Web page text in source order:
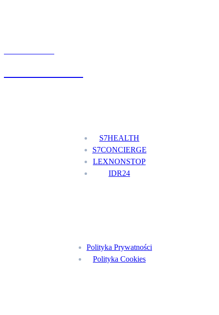
S7HEALTH
S7CONCIERGE
LEXNONSTOP
IDR24
Polityka Prywatności
Polityka Cookies